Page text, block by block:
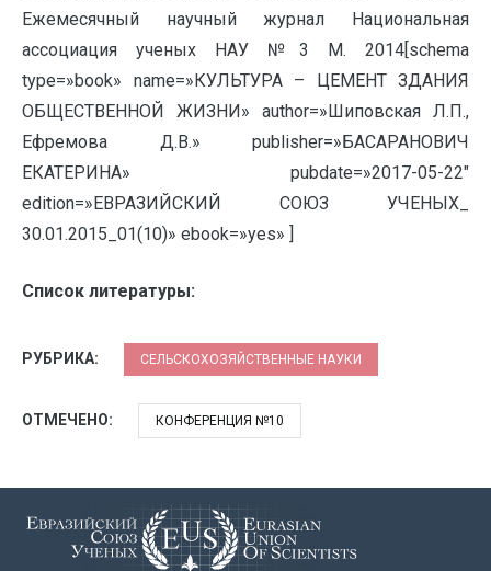
Ежемесячный научный журнал Национальная
ассоциация ученых НАУ №3 М. 2014[schema
type=»book» name=»КУЛЬТУРА – ЦЕМЕНТ ЗДАНИЯ
ОБЩЕСТВЕННОЙ ЖИЗНИ» author=»Шиповская Л.П.,
Ефремова Д.В.» publisher=»БАСАРАНОВИЧ
ЕКАТЕРИНА» pubdate=»2017-05-22″
edition=»ЕВРАЗИЙСКИЙ СОЮЗ УЧЕНЫХ_
30.01.2015_01(10)» ebook=»yes» ]
Список литературы:
РУБРИКА: СЕЛЬСКОХОЗЯЙСТВЕННЫЕ НАУКИ
ОТМЕЧЕНО: КОНФЕРЕНЦИЯ №10